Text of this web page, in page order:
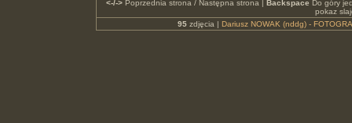
<-/->Poprzednia strona / Następna strona | Backspace Do góry
pokaz
95 zdjęcia | Dariusz NOWAK (nddg) -